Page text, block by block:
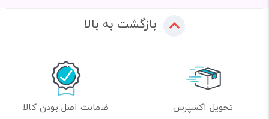
بازگشت به بالا
تحویل اکسپرس ضمانت اصل بودن کالا